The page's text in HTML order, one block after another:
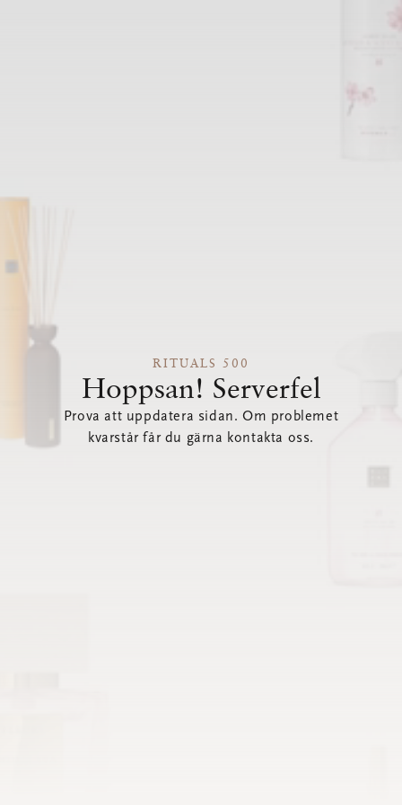
RITUALS 500
Hoppsan! Serverfel
Prova att uppdatera sidan. Om problemet
kvarstår får du gärna kontakta oss.